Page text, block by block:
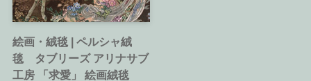
絵画・絨毯 | ペルシャ絨
毯 タブリーズ アリナサブ
工房 「求愛」 絵画絨毯